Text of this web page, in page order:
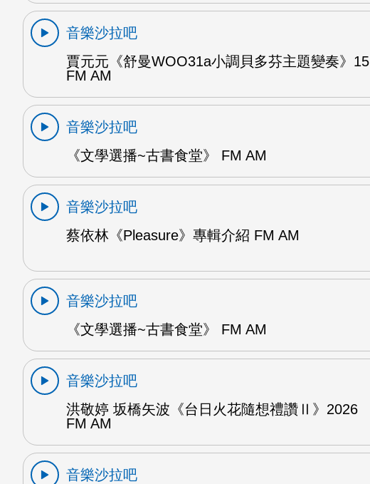
音樂沙拉吧
賈元元《舒曼WOO31a小調貝多芬主題變奏》15
FM AM
音樂沙拉吧
《文學選播~古書食堂》 FM AM
音樂沙拉吧
蔡依林《Pleasure》專輯介紹 FM AM
音樂沙拉吧
《文學選播~古書食堂》 FM AM
音樂沙拉吧
洪敬婷 坂橋矢波《台日火花隨想禮讚Ⅱ》2026
FM AM
音樂沙拉吧